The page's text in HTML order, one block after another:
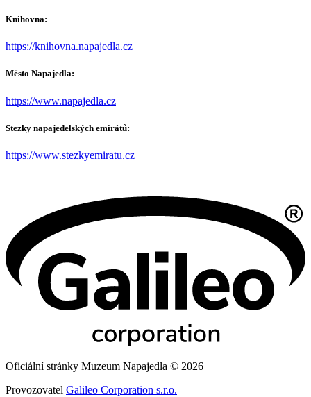
Knihovna:
https://knihovna.napajedla.cz
Město Napajedla:
https://www.napajedla.cz
Stezky napajedelských emirátů:
https://www.stezkyemiratu.cz
Oficiální stránky Muzeum Napajedla © 2026
Provozovatel Galileo Corporation s.r.o.